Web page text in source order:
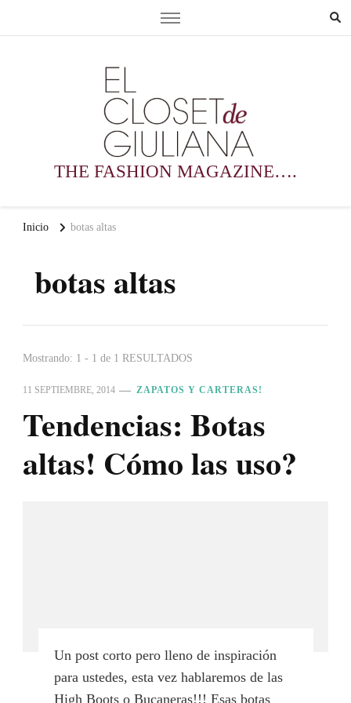
THE FASHION MAGAZINE….
Inicio botas altas
botas altas
Mostrando: 1 - 1 de 1 RESULTADOS
11 SEPTIEMBRE, 2014 ZAPATOS Y CARTERAS!
Tendencias: Botas
altas! Cómo las uso?
Un post corto pero lleno de inspiración
para ustedes, esta vez hablaremos de las
High Boots o Bucaneras!!! Esas botas